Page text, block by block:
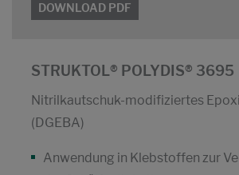
DOWNLOAD PDF
STRUKTOL® POLYDIS® 3695
Nitrilkautschuk-modifiziertes
(DGEBA)
Anwendung in Klebstoffen zur